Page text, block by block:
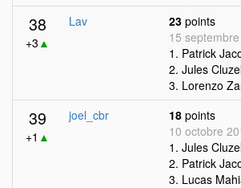
38
+3 ▲
Lav 23 points
15
1. Patrick
2. Jules
3. Lorenzo
39
+1 ▲
joel_cbr 18 points
10 octobre
1. Jules
2. Patrick
3. Lucas